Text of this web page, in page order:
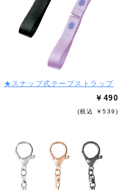
★スナップ式テープストラップ
￥490
(税込 ￥539)